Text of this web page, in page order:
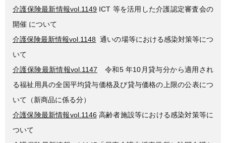
介護保険最新情報vol.1149 ICT 等を活用した介護認定審査会の
開催 について
介護保険最新情報vol.1148 通いの場等における感染対策等につ
いて
介護保険最新情報vol.1147 令和5 年10月貸与分から適用され
る福祉用具の全国平均貸与価格及び貸与価格の上限の公表につ
いて（新商品に係る分）
介護保険最新情報vol.1146 高齢者施設等における感染対策等に
ついて